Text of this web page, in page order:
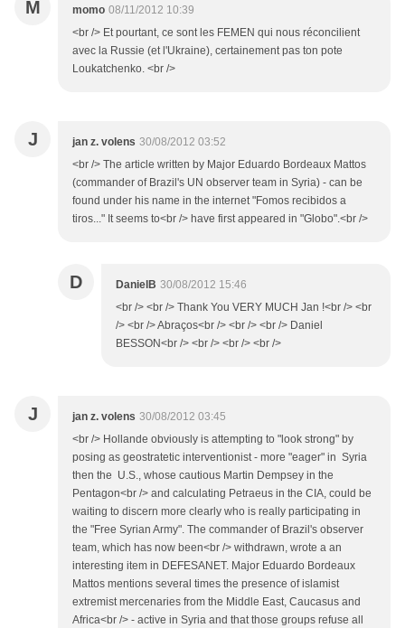
M momo 08/11/2012 10:39
<br /> Et pourtant, ce sont les FEMEN qui nous réconcilient
avec la Russie (et l'Ukraine), certainement pas ton pote
Loukatchenko. <br />
J jan z. volens 30/08/2012 03:52
<br /> The article written by Major Eduardo Bordeaux Mattos
(commander of Brazil's UN observer team in Syria) - can be
found under his name in the internet "Fomos recibidos a
tiros..." It seems to<br /> have first appeared in "Globo".<br />
D DanielB 30/08/2012 15:46
<br /> <br /> Thank You VERY MUCH Jan !<br /> <br
/> <br /> Abraços<br /> <br /> <br /> Daniel
BESSON<br /> <br /> <br /> <br />
J jan z. volens 30/08/2012 03:45
<br /> Hollande obviously is attempting to "look strong" by
posing as geostratetic interventionist - more "eager" in Syria
then the U.S., whose cautious Martin Dempsey in the
Pentagon<br /> and calculating Petraeus in the CIA, could be
waiting to discern more clearly who is really participating in
the "Free Syrian Army". The commander of Brazil's observer
team, which has now been<br /> withdrawn, wrote a an
interesting item in DEFESANET. Major Eduardo Bordeaux
Mattos mentions several times the presence of islamist
extremist mercenaries from the Middle East, Caucasus and
Africa<br /> - active in Syria and that those groups refuse all